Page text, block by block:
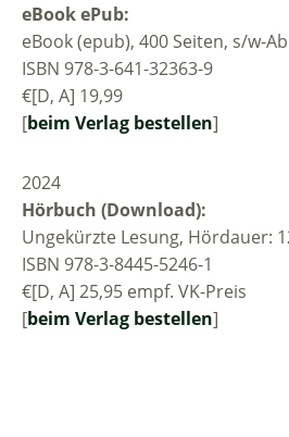
eBook ePub:
eBook (epub), 400 Seiten, s/w-
ISBN 978-3-641-32363-9
€[D, A] 19,99
[beim Verlag bestellen]
2024
Hörbuch (Download):
Ungekürzte Lesung, Hördauer:
ISBN 978-3-8445-5246-1
€[D, A] 25,95 empf. VK-Preis
[beim Verlag bestellen]